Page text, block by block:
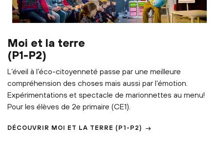
Moi et la terre
(P1-P2)
L’éveil à l’éco-citoyenneté passe par une meilleure
compréhension des choses mais aussi par l’émotion.
Expérimentations et spectacle de marionnettes au menu!
Pour les élèves de 2e primaire (CE1).
DÉCOUVRIR MOI ET LA TERRE (P1-P2)